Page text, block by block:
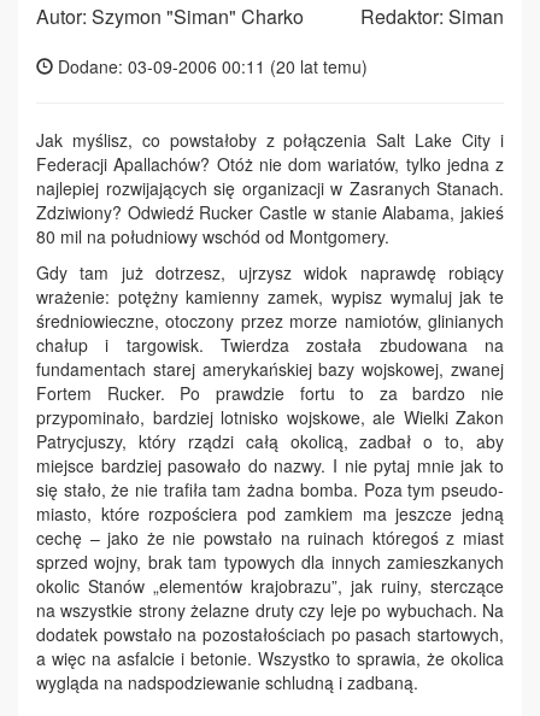
Autor: Szymon "Siman" Charko Redaktor: Siman
Dodane: 03-09-2006 00:11 (20 lat temu)
Jak myślisz, co powstałoby z połączenia Salt Lake City i
Federacji Apallachów? Otóż nie dom wariatów, tylko jedna z
najlepiej rozwijających się organizacji w Zasranych Stanach.
Zdziwiony? Odwiedź Rucker Castle w stanie Alabama, jakieś
80 mil na południowy wschód od Montgomery.
Gdy tam już dotrzesz, ujrzysz widok naprawdę robiący
wrażenie: potężny kamienny zamek, wypisz wymaluj jak te
średniowieczne, otoczony przez morze namiotów, glinianych
chałup i targowisk. Twierdza została zbudowana na
fundamentach starej amerykańskiej bazy wojskowej, zwanej
Fortem Rucker. Po prawdzie fortu to za bardzo nie
przypominało, bardziej lotnisko wojskowe, ale Wielki Zakon
Patrycjuszy, który rządzi całą okolicą, zadbał o to, aby
miejsce bardziej pasowało do nazwy. I nie pytaj mnie jak to
się stało, że nie trafiła tam żadna bomba. Poza tym pseudo-
miasto, które rozpościera pod zamkiem ma jeszcze jedną
cechę – jako że nie powstało na ruinach któregoś z miast
sprzed wojny, brak tam typowych dla innych zamieszkanych
okolic Stanów „elementów krajobrazu”, jak ruiny, sterczące
na wszystkie strony żelazne druty czy leje po wybuchach. Na
dodatek powstało na pozostałościach po pasach startowych,
a więc na asfalcie i betonie. Wszystko to sprawia, że okolica
wygląda na nadspodziewanie schludną i zadbaną.